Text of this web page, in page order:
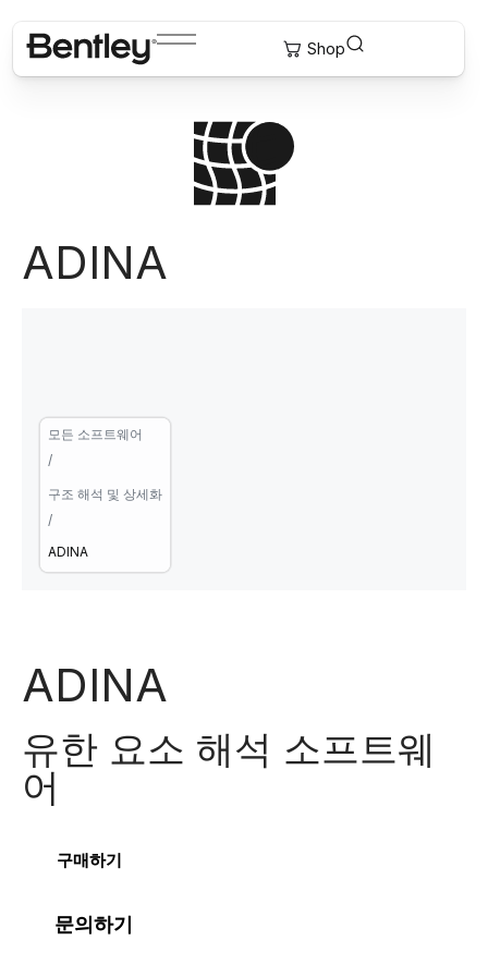
ADINA
모든 소프트웨어
/
구조 해석 및 상세화
/
ADINA
ADINA
유한 요소 해석 소프트웨
어​
구매하기
문의하기